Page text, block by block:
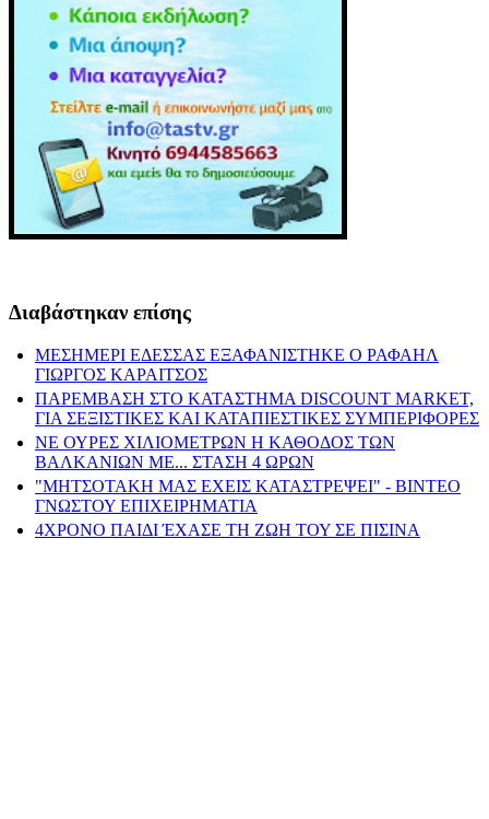
Διαβάστηκαν επίσης
ΜΕΣΗΜΕΡΙ ΕΔΕΣΣΑΣ ΕΞΑΦΑΝΙΣΤΗΚΕ Ο ΡΑΦΑΗΛ
ΓΙΩΡΓΟΣ ΚΑΡΑΙΤΣΟΣ
ΠΑΡΕΜΒΑΣΗ ΣΤΟ ΚΑΤΑΣΤΗΜΑ DISCOUNT MARKET,
ΓΙΑ ΣΕΞΙΣΤΙΚΕΣ ΚΑΙ ΚΑΤΑΠΙΕΣΤΙΚΕΣ ΣΥΜΠΕΡΙΦΟΡΕΣ
ΝΕ ΟΥΡΕΣ ΧΙΛΙΟΜΕΤΡΩΝ Η ΚΑΘΟΔΟΣ ΤΩΝ
ΒΑΛΚΑΝΙΩΝ ΜΕ... ΣΤΑΣΗ 4 ΩΡΩΝ
"ΜΗΤΣΟΤΑΚΗ ΜΑΣ ΕΧΕΙΣ ΚΑΤΑΣΤΡΕΨΕΙ" - ΒΙΝΤΕΟ
ΓΝΩΣΤΟΥ ΕΠΙΧΕΙΡΗΜΑΤΙΑ
4ΧΡΟΝΟ ΠΑΙΔΙ ΈΧΑΣΕ ΤΗ ΖΩΗ ΤΟΥ ΣΕ ΠΙΣΙΝΑ